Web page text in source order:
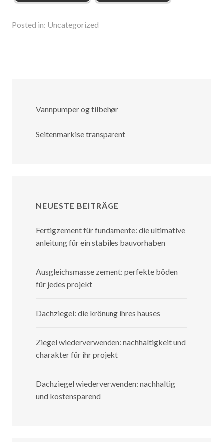
Posted in: Uncategorized
Vannpumper og tilbehør
Seitenmarkise transparent
NEUESTE BEITRÄGE
Fertigzement für fundamente: die ultimative
anleitung für ein stabiles bauvorhaben
Ausgleichsmasse zement: perfekte böden
für jedes projekt
Dachziegel: die krönung ihres hauses
Ziegel wiederverwenden: nachhaltigkeit und
charakter für ihr projekt
Dachziegel wiederverwenden: nachhaltig
und kostensparend